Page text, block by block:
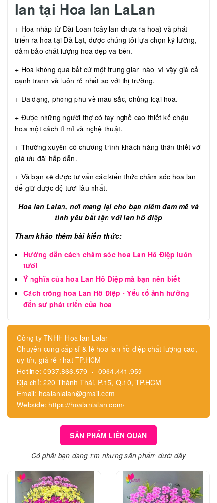
lan tại Hoa lan LaLan
+ Hoa nhập từ Đài Loan (cây lan chưa ra hoa) và phát
triển ra hoa tại Đà Lạt, được chúng tôi lựa chọn kỹ lưỡng,
đảm bảo chất lượng hoa đẹp và bền.
+ Hoa không qua bất cứ một trung gian nào, vì vậy giá cả
cạnh tranh và luôn rẻ nhất so với thị trường.
+ Đa dạng, phong phú về màu sắc, chủng loại hoa.
+ Được những người thợ có tay nghề cao thiết kế chậu
hoa một cách tỉ mỉ và nghệ thuật.
+ Thường xuyên có chương trình khách hàng thân thiết với
giá ưu đãi hấp dẫn.
+ Và bạn sẽ được tư vấn các kiến thức chăm sóc hoa lan
để giữ được độ tươi lâu nhất.
Hoa lan Lalan, nơi mang lại cho bạn niềm đam mê và
tình yêu bất tận với lan hồ điệp
Tham khảo thêm bài kiến thức:
Hướng dẫn cách chăm sóc hoa Lan Hồ Điệp luôn
tươi
Ý nghĩa của hoa Lan Hồ Điệp mà bạn nên biết
Cách trồng hoa Lan Hồ Điệp - Yếu tố ảnh hưởng
đến sự phát triển của hoa
Công ty TNHH Hoa lan Lalan
Chuyên cung cấp sỉ & lẻ hoa lan hồ điệp chất lượng cao,
uy tín, giá rẻ nhất TP.HCM
Hotline: 0937.866.579 - 0964.441.959
Địa chỉ: 220 Thành Thái, P.15, Q.10, TP.HCM
Email: hoalanlalan@gmail.com
Webside: https://hoalanlalan.com/
SẢN PHẨM LIÊN QUAN
Có phải bạn đang tìm những sản phẩm dưới đây